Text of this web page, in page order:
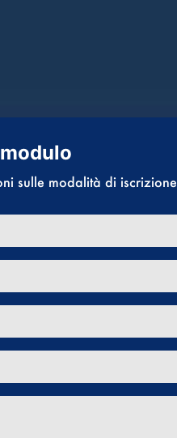
sulle modalità di iscrizione